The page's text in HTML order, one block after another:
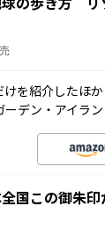
けを紹介したほ
ーデン・アイラ
国この御朱